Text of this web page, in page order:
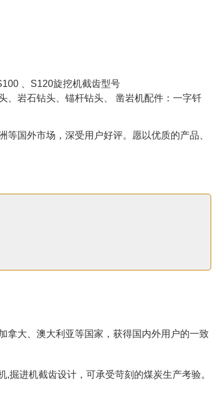
、S120旋挖机截齿型号
、岩石钻头、锚杆钻头、 凿岩机配件：一字钎
国外市场，深受用户好评。愿以优质的产品、
拿大、澳大利亚等国家，获得国内外用户的一致
进机截齿设计，可承受苛刻的煤炭生产考验。